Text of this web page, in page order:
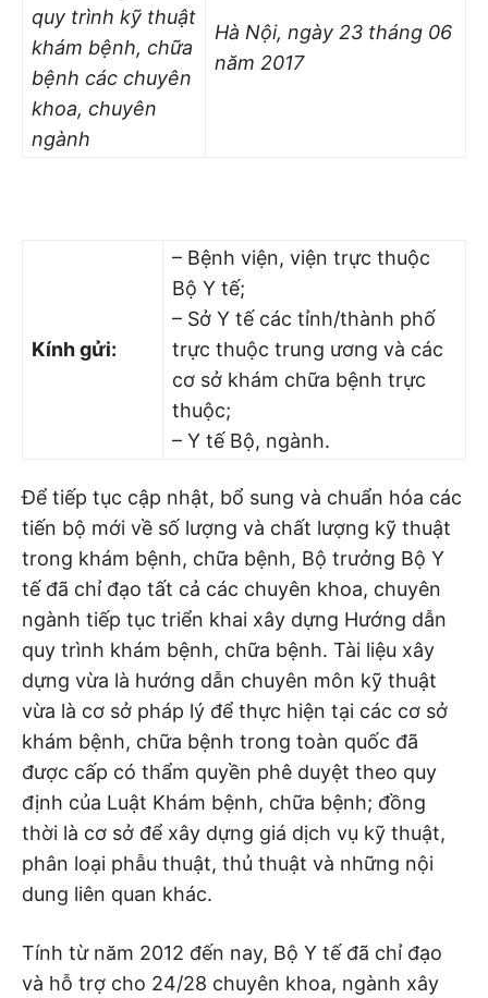
quy trình kỹ thuật
khám bệnh, chữa
bệnh các chuyên
khoa, chuyên
ngành
Hà Nội, ngày 23 tháng 06
năm 2017
Kính gửi:
– Bệnh viện, viện trực thuộc
Bộ Y tế;
– Sở Y tế các tỉnh/thành phố
trực thuộc trung ương và các
cơ sở khám chữa bệnh trực
thuộc;
– Y tế Bộ, ngành.
Để tiếp tục cập nhật, bổ sung và chuẩn hóa các
tiến bộ mới về số lượng và chất lượng kỹ thuật
trong khám bệnh, chữa bệnh, Bộ trưởng Bộ Y
tế đã chỉ đạo tất cả các chuyên khoa, chuyên
ngành tiếp tục triển khai xây dựng Hướng dẫn
quy trình khám bệnh, chữa bệnh. Tài liệu xây
dựng vừa là hướng dẫn chuyên môn kỹ thuật
vừa là cơ sở pháp lý để thực hiện tại các cơ sở
khám bệnh, chữa bệnh trong toàn quốc đã
được cấp có thẩm quyền phê duyệt theo quy
định của Luật Khám bệnh, chữa bệnh; đồng
thời là cơ sở để xây dựng giá dịch vụ kỹ thuật,
phân loại phẫu thuật, thủ thuật và những nội
dung liên quan khác.
Tính từ năm 2012 đến nay, Bộ Y tế đã chỉ đạo
và hỗ trợ cho 24/28 chuyên khoa, ngành xây